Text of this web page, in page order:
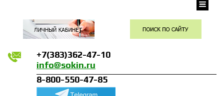
+7(383)362-47-10
info@sokin.ru
8-800-550-47-85